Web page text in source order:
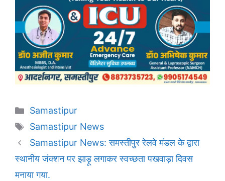
Categories
Samastipur
Tags
Samastipur News
Samastipur News: समस्तीपुर रेलवे मंडल के द्वारा
स्थानीय जंक्शन पर झाड़ू लगाकर स्वच्छता पखवाड़ा दिवस
मनाया गया.